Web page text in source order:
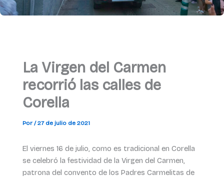
La Virgen del Carmen
recorrió las calles de
Corella
Por /27 de julio de 2021
El viernes 16 de julio, como es tradicional en Corella
se celebró la festividad de la Virgen del Carmen,
patrona del convento de los Padres Carmelitas de